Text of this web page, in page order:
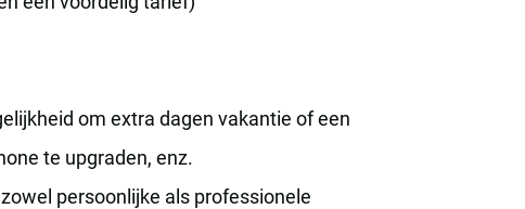
om extra dagen vakantie of een
te upgraden, enz.
persoonlijke als professionele